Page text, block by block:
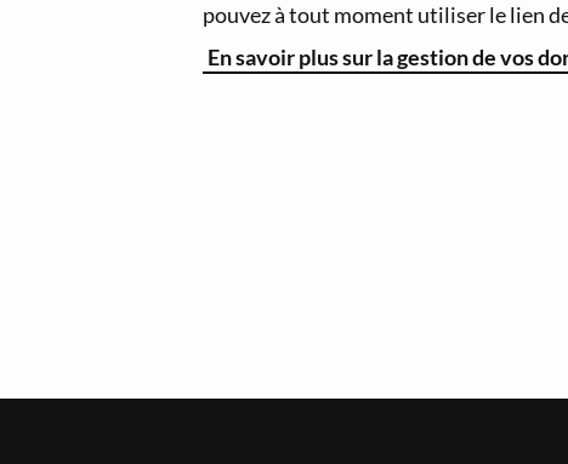
pouvez à tout moment utiliser le lien
En savoir plus sur la gestion de vos